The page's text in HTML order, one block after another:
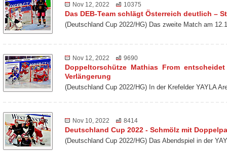
Nov 12, 2022 10375
Das DEB-Team schlägt Österreich deutlich –
(Deutschland Cup 2022/HG) Das zweite Match am
Nov 12, 2022 9690
Doppeltorschütze Mathias From
Verlängerung
(Deutschland Cup 2022/HG) In der Krefelder YAYLA
Nov 10, 2022 8414
Deutschland Cup 2022 - Schmölz mit
(Deutschland Cup 2022/HG) Das Abendspiel in der